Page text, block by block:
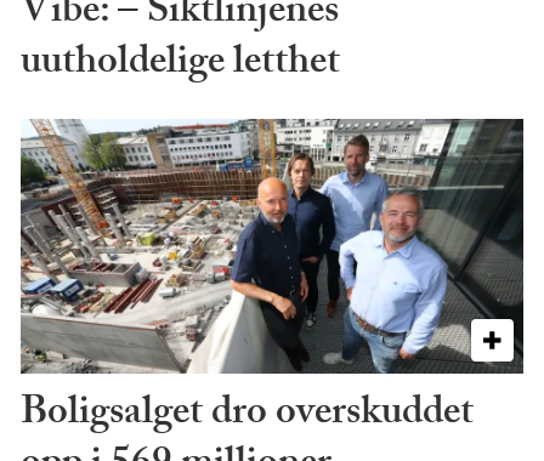
Vibe: – Siktlinjenes
uutholdelige letthet
Boligsalget dro overskuddet